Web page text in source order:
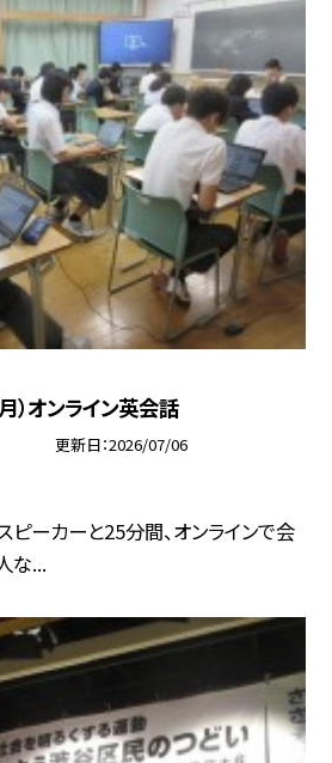
）オンライン英会話
更新日 2026/07/06
ピーカーと25分間、オンラインで会
な...